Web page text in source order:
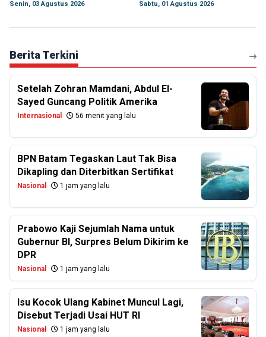
Senin, 03 Agustus 2026 Sabtu, 01 Agustus 2026
Berita Terkini
Setelah Zohran Mamdani, Abdul El-
Sayed Guncang Politik Amerika
Internasional 56 menit yang lalu
BPN Batam Tegaskan Laut Tak Bisa
Dikapling dan Diterbitkan Sertifikat
Nasional 1 jam yang lalu
Prabowo Kaji Sejumlah Nama untuk
Gubernur BI, Surpres Belum Dikirim ke
DPR
Nasional 1 jam yang lalu
Isu Kocok Ulang Kabinet Muncul Lagi,
Disebut Terjadi Usai HUT RI
Nasional 1 jam yang lalu